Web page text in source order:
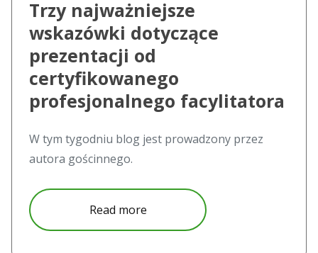
Trzy najważniejsze
wskazówki dotyczące
prezentacji od
certyfikowanego
profesjonalnego facylitatora
W tym tygodniu blog jest prowadzony przez
autora gościnnego.
Read moreabout Trzy najważniejsze